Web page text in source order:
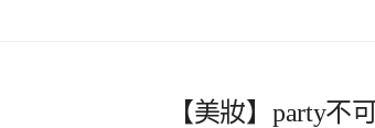
【美妝】party不